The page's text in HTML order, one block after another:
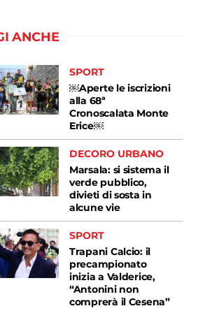
ANCHE
SPORT
￼Aperte le iscrizioni
alla 68ª
Cronoscalata Monte
Erice￼
DECORO URBANO
Marsala: si sistema il
verde pubblico,
divieti di sosta in
alcune vie
SPORT
Trapani Calcio: il
precampionato
inizia a Valderice,
“Antonini non
comprerà il Cesena”